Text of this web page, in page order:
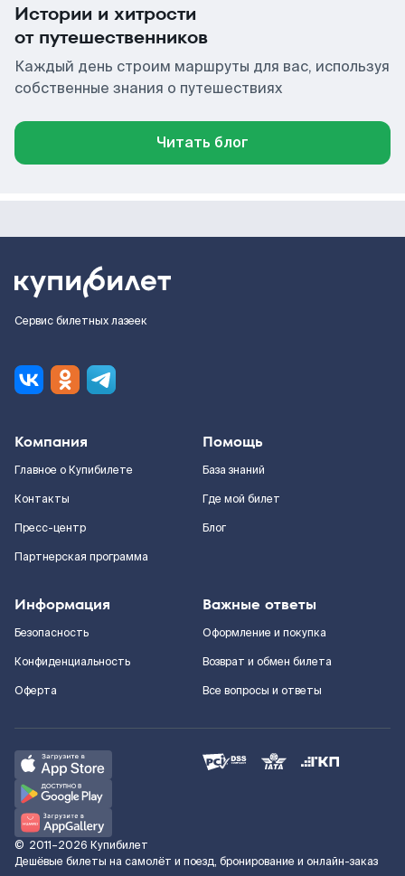
Истории и хитрости
от путешественников
Каждый день строим маршруты для вас, используя
собственные знания о путешествиях
Читать блог
Сервис билетных лазеек
Компания
Главное о Купибилете
Контакты
Пресс-центр
Партнерская программа
Помощь
База знаний
Где мой билет
Блог
Информация
Безопасность
Конфиденциальность
Оферта
Важные ответы
Оформление и покупка
Возврат и обмен билета
Все вопросы и ответы
© 2011–2026 Купибилет
Дешёвые билеты на самолёт и поезд, бронирование и онлайн-заказ